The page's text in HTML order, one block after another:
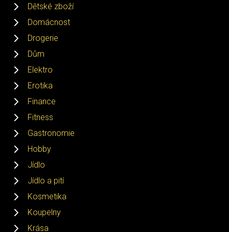
Dětské zboží
Domácnost
Drogerie
Dům
Elektro
Erotika
Finance
Fitness
Gastronomie
Hobby
Jídlo
Jídlo a pití
Kosmetika
Koupelny
Krása